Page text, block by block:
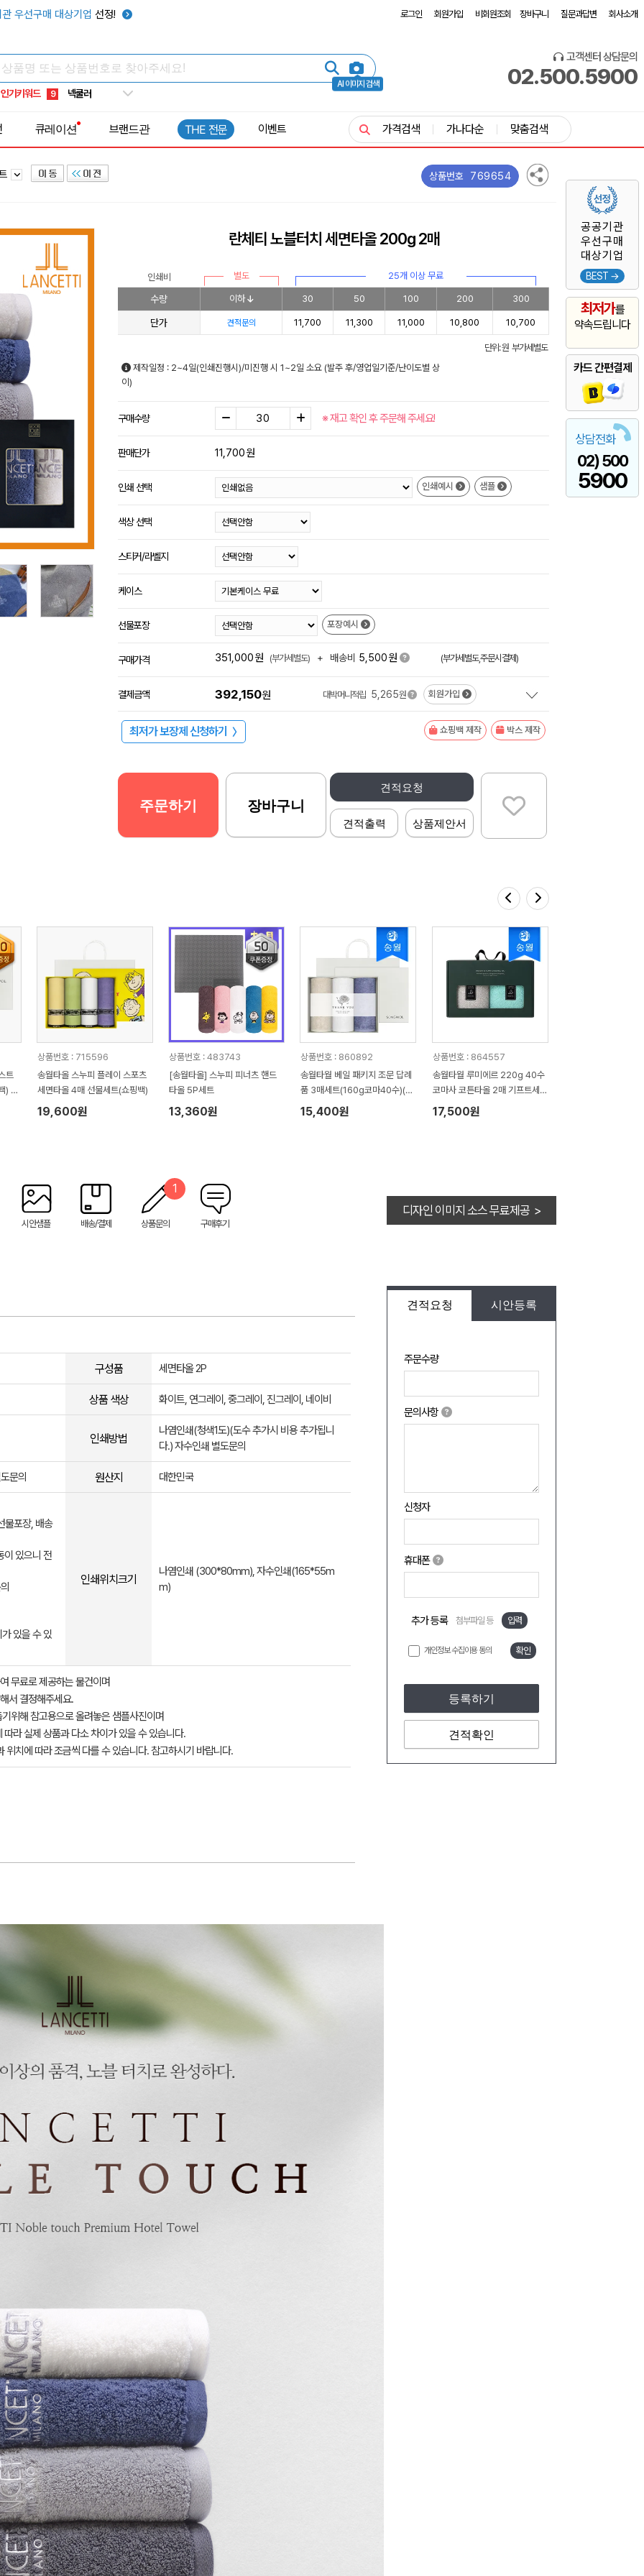
우선구매 대상기업 선정! 로그인 회원가입 비회원조회 장바구니 질문과답변 회사소개
AI 이미지 검색
인기키워드
5 키캡
8 쿨토시
9 넥쿨러
1 선풍기
고객센터 상담문의
02.500.5900
공공기관
우선구매
대상기업
BEST →
최저가를
약속드립니다
카드 간편결제
상담전화
02) 500
5900
큐레이션 브랜드관 THE 전문 이벤트 가격검색 가나다순 맞춤검색
상품번호 769654
란체티 노블터치 세면타올 200g 2매
인쇄비 별도 25개 이상 무료
수량 이하 30 50 100 200 300
단가 견적문의 11,700 11,300 11,000 10,800 10,700
단위: 원 부가세별도
제작일정 : 2~4일(인쇄진행시)/미진행 시 1~2일 소요 (발주 후/영업일기준/난이도별 상
이)
구매수량 ※ 재고 확인 후 주문해 주세요!
판매단가 11,700원
인쇄 선택 인쇄예시 샘플
색상 선택
스티커/라벨지
케이스
선물포장 포장예시
구매가격 351,000원 (부가세별도) + 배송비 5,500원 (부가세별도,주문시결제)
결제금액 392,150원 대박머니적립 5,265원 회원가입
최저가 보장제 신청하기 〉 쇼핑백 제작 박스 제작
견적요청
견적출력 상품제안서
주문하기 장바구니
트
) 기
상품번호 : 715596
송월타올 스누피 플레이 스포츠
세면타올 4매 선물세트(쇼핑백)
19,600원
상품번호 : 483743
[송월타올] 스누피 피너츠 핸드
타올 5P세트
13,360원
상품번호 : 860892
송월타월 베일 패키지 조문 답례
품 3매세트(160g코마40수)(쇼
핑백 증정)
15,400원
상품번호 : 864557
송월타월 루미에르 220g 40수
코마사 코튼타올 2매 기프트세트
선물 답례품
17,500원
시안샘플 배송/결제 상품문의
1
구매후기
디자인 이미지 소스 무료제공 >
견적요청 시안등록
주문수량
문의사항
신청자
휴대폰
추가 등록 첨부파일 등 입력
개인정보 수집이용 동의 확인
등록하기
견적확인
구성품 세면타올 2P
상품 색상 화이트, 연그레이, 중그레이, 진그레이, 네이비
인쇄방법
나염인쇄(청색1도)(도수 추가시 비용 추가됩니
다.) 자수인쇄 별도문의
문의 원산지 대한민국
물포장, 배송
이 있으니 전
있을 수 있
인쇄위치크기
나염인쇄 (300*80mm), 자수인쇄(165*55m
m)
무료로 제공하는 물건이며
서 결정해주세요.
위해 참고용으로 올려놓은 샘플사진이며
라 실제 상품과 다소 차이가 있을 수 있습니다.
위치에 따라 조금씩 다를 수 있습니다. 참고하시기 바랍니다.